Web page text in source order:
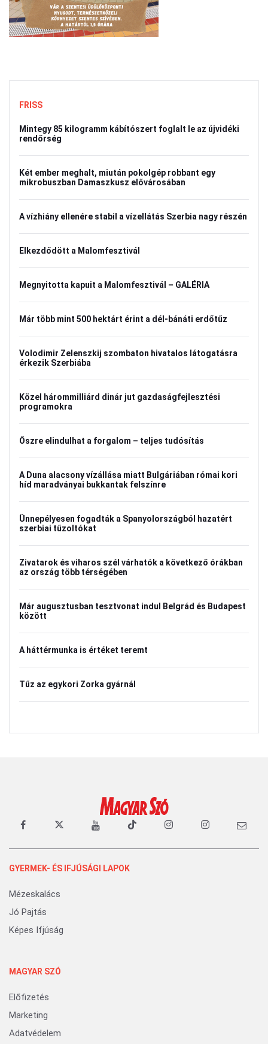
FRISS
Mintegy 85 kilogramm kábítószert foglalt le az újvidéki
rendőrség
Két ember meghalt, miután pokolgép robbant egy
mikrobuszban Damaszkusz elővárosában
A vízhiány ellenére stabil a vízellátás Szerbia nagy részén
Elkezdődött a Malomfesztivál
Megnyitotta kapuit a Malomfesztivál – GALÉRIA
Már több mint 500 hektárt érint a dél-bánáti erdőtűz
Volodimir Zelenszkij szombaton hivatalos látogatásra
érkezik Szerbiába
Közel hárommilliárd dinár jut gazdaságfejlesztési
programokra
Őszre elindulhat a forgalom – teljes tudósítás
A Duna alacsony vízállása miatt Bulgáriában római kori
híd maradványai bukkantak felszínre
Ünnepélyesen fogadták a Spanyolországból hazatért
szerbiai tűzoltókat
Zivatarok és viharos szél várhatók a következő órákban
az ország több térségében
Már augusztusban tesztvonat indul Belgrád és Budapest
között
A háttérmunka is értéket teremt
Tűz az egykori Zorka gyárnál
GYERMEK- ÉS IFJÚSÁGI LAPOK
Mézeskalács
Jó Pajtás
Képes Ifjúság
MAGYAR SZÓ
Előfizetés
Marketing
Adatvédelem